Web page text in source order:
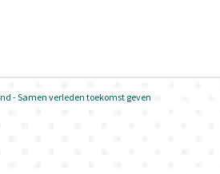
- Samen verleden toekomst geven